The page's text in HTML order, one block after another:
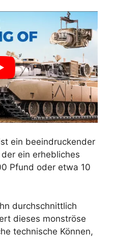
ein beeindruckender
ein erhebliches
Pfund oder etwa 10
durchschnittlich
dieses monströse
technische Können,